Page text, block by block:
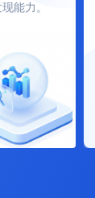
能力。